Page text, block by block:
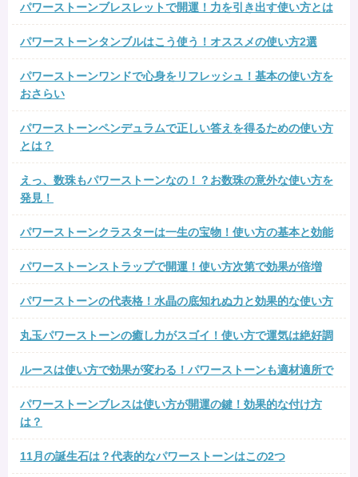
パワーストーンブレスレットで開運！力を引き出す使い方とは
パワーストーンタンブルはこう使う！オススメの使い方2選
パワーストーンワンドで心身をリフレッシュ！基本の使い方を
おさらい
パワーストーンペンデュラムで正しい答えを得るための使い方
とは？
えっ、数珠もパワーストーンなの！？お数珠の意外な使い方を
発見！
パワーストーンクラスターは一生の宝物！使い方の基本と効能
パワーストーンストラップで開運！使い方次第で効果が倍増
パワーストーンの代表格！水晶の底知れぬ力と効果的な使い方
丸玉パワーストーンの癒し力がスゴイ！使い方で運気は絶好調
ルースは使い方で効果が変わる！パワーストーンも適材適所で
パワーストーンブレスは使い方が開運の鍵！効果的な付け方
は？
11月の誕生石は？代表的なパワーストーンはこの2つ